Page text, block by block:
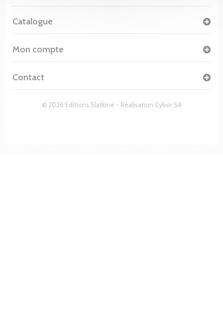
© 2026 Editions Slatkine - Réalisation Cybor SA
Catalogue
Mon compte
Contact